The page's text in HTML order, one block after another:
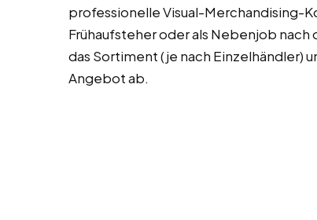
professionelle Visual-Merchandising-
Frühaufsteher oder als Nebenjob
das Sortiment (je nach Einzelhändler)
Angebot ab.